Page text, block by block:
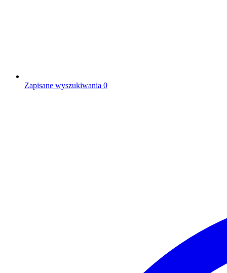
Zapisane wyszukiwania 0